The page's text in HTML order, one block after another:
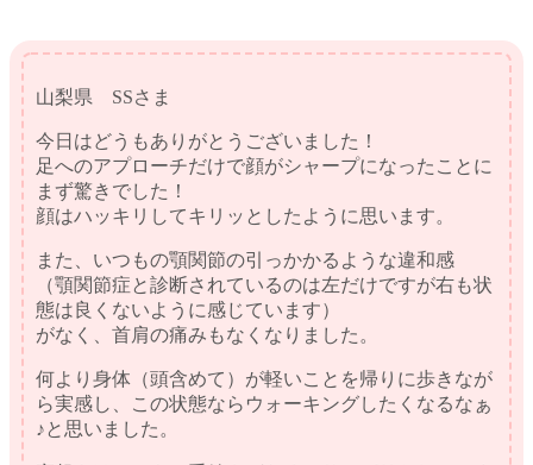
山梨県 SSさま
今日はどうもありがとうございました！
足へのアプローチだけで顔がシャープになったことに
まず驚きでした！
顔はハッキリしてキリッとしたように思います。
また、いつもの顎関節の引っかかるような違和感
（顎関節症と診断されているのは左だけですが右も状
態は良くないように感じています）
がなく、首肩の痛みもなくなりました。
何より身体（頭含めて）が軽いことを帰りに歩きなが
ら実感し、この状態ならウォーキングしたくなるなぁ
♪と思いました。